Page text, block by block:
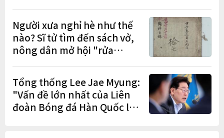
đơn đặt trước
Người xưa nghỉ hè như thế
nào? Sĩ tử tìm đến sách vở,
nông dân mở hội "rửa
Tổng thống Lee Jae Myung:
"Vấn đề lớn nhất của Liên
đoàn Bóng đá Hàn Quốc là